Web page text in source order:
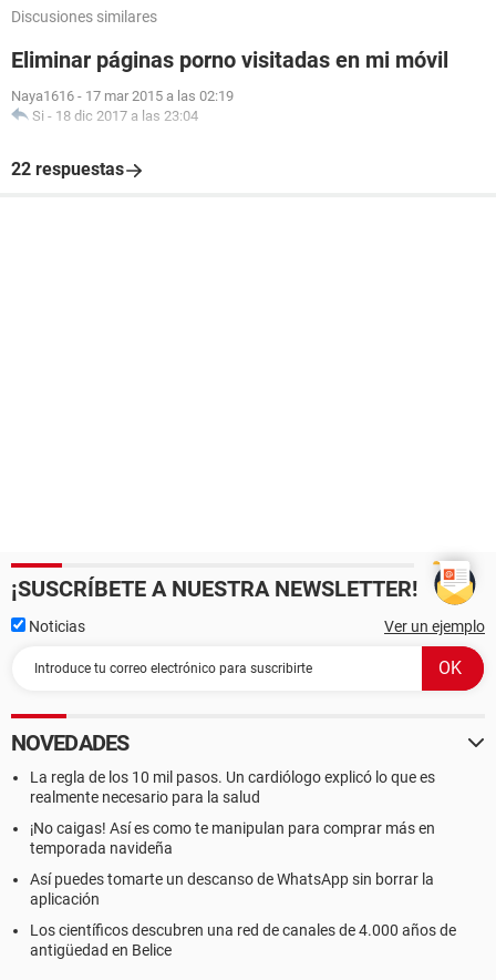
Discusiones similares
Eliminar páginas porno visitadas en mi móvil
Naya1616 - 17 mar 2015 a las 02:19
Si - 18 dic 2017 a las 23:04
22 respuestas
¡SUSCRÍBETE A NUESTRA NEWSLETTER!
Noticias Ver un ejemplo
NOVEDADES
La regla de los 10 mil pasos. Un cardiólogo explicó lo que es
realmente necesario para la salud
¡No caigas! Así es como te manipulan para comprar más en
temporada navideña
Así puedes tomarte un descanso de WhatsApp sin borrar la
aplicación
Los científicos descubren una red de canales de 4.000 años de
antigüedad en Belice